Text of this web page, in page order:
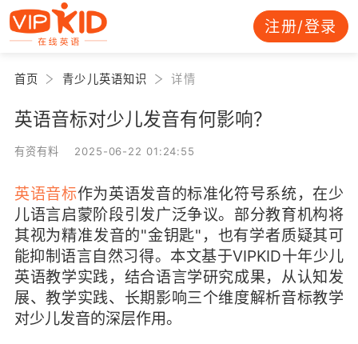
注册/登录
首页 青少儿英语知识 详情
英语音标对少儿发音有何影响？
有资有料 2025-06-22 01:24:55
英语音标作为英语发音的标准化符号系统，在少
儿语言启蒙阶段引发广泛争议。部分教育机构将
其视为精准发音的"金钥匙"，也有学者质疑其可
能抑制语言自然习得。本文基于VIPKID十年少儿
英语教学实践，结合语言学研究成果，从认知发
展、教学实践、长期影响三个维度解析音标教学
对少儿发音的深层作用。